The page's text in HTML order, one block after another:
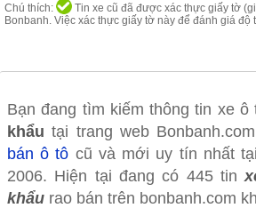
Chú thích:
Tin xe cũ đã được xác thực giấy tờ
Bonbanh. Việc xác thực giấy tờ này để đánh giá độ
Bạn đang tìm kiếm thông tin xe ô
khẩu tại trang web
bán ô tô cũ và mới uy tín nhất
2006. Hiện tại đang có 445 tin
khẩu rao bán trên bonbanh.com